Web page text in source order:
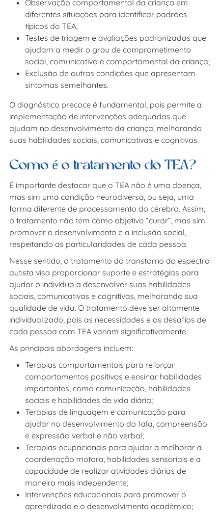
Observação comportamental da criança em
diferentes situações para identificar padrões
típicos do TEA;
Testes de triagem e avaliações padronizadas que
ajudam a medir o grau de comprometimento
social, comunicativo e comportamental da criança;
Exclusão de outras condições que apresentam
sintomas semelhantes.
O diagnóstico precoce é fundamental, pois permite a
implementação de intervenções adequadas que
ajudam no desenvolvimento da criança, melhorando
suas habilidades sociais, comunicativas e cognitivas.
Como é o tratamento do TEA?
É importante destacar que o TEA não é uma doença,
mas sim uma condição neurodiversa, ou seja, uma
forma diferente de processamento do cérebro. Assim,
o tratamento não tem como objetivo “curar”, mas sim
promover o desenvolvimento e a inclusão social,
respeitando as particularidades de cada pessoa.
Nesse sentido, o tratamento do transtorno do espectro
autista visa proporcionar suporte e estratégias para
ajudar o indivíduo a desenvolver suas habilidades
sociais, comunicativas e cognitivas, melhorando sua
qualidade de vida. O tratamento deve ser altamente
individualizado, pois as necessidades e os desafios de
cada pessoa com TEA variam significativamente.
As principais abordagens incluem:
Terapias comportamentais para reforçar
comportamentos positivos e ensinar habilidades
importantes, como comunicação, habilidades
sociais e habilidades de vida diária;
Terapias de linguagem e comunicação para
ajudar no desenvolvimento da fala, compreensão
e expressão verbal e não verbal;
Terapias ocupacionais para ajudar a melhorar a
coordenação motora, habilidades sensoriais e a
capacidade de realizar atividades diárias de
maneira mais independente;
Intervenções educacionais para promover o
aprendizado e o desenvolvimento acadêmico;